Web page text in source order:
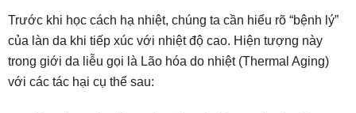
Trước khi học cách hạ nhiệt, chúng ta cần hiểu rõ “bệnh lý”
của làn da khi tiếp xúc với nhiệt độ cao. Hiện tượng này
trong giới da liễu gọi là Lão hóa do nhiệt (Thermal Aging)
với các tác hại cụ thể sau: